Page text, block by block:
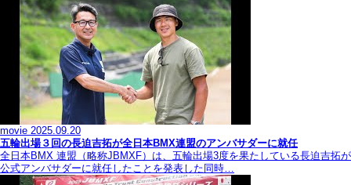
movie 2025.09.20
五輪出場３回の長迫吉拓が全日本BMX連盟のアンバサダーに就任
全日本BMX 連盟（略称JBMXF）は、五輪出場3度を果たしている長迫吉拓が
公式アンバサダーに就任したことを発表した同時…